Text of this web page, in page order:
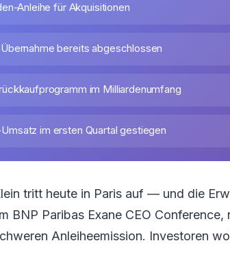
Anleihe für Akquisitionen
bereits abgeschlossen
im Milliardenumfang
im ersten Quartal gestiegen
tritt heute in Paris auf — und die
BNP Paribas Exane CEO
Anleiheemission. Investoren